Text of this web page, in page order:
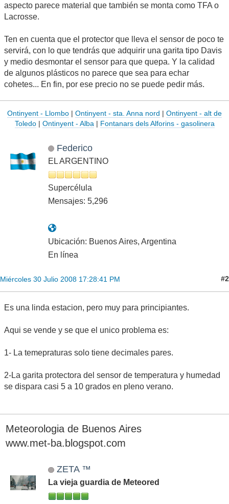
aspecto parece material que también se monta como TFA o
Lacrosse.
Ten en cuenta que el protector que lleva el sensor de poco te
servirá, con lo que tendrás que adquirir una garita tipo Davis
y medio desmontar el sensor para que quepa. Y la calidad
de algunos plásticos no parece que sea para echar
cohetes... En fin, por ese precio no se puede pedir más.
Ontinyent - Llombo | Ontinyent - sta. Anna nord | Ontinyent - alt de
Toledo| Ontinyent - Alba| Fontanars dels Alforins - gasolinera
Federico
EL ARGENTINO
Supercélula
Mensajes: 5,296
Ubicación: Buenos Aires, Argentina
En línea
Miércoles 30 Julio 2008 17:28:41 PM #2
Es una linda estacion, pero muy para principiantes.
Aqui se vende y se que el unico problema es:
1- La temepraturas solo tiene decimales pares.
2-La garita protectora del sensor de temperatura y humedad
se dispara casi 5 a 10 grados en pleno verano.
Meteorologia de Buenos Aires
www.met-ba.blogspot.com
ZETA ™
La vieja guardia de Meteored